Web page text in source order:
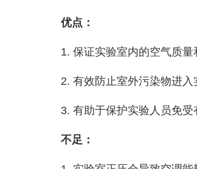
优点：
1. 保证实验室内的空气质量
2. 有效防止室外污染物进入
3. 有助于保护实验人员免受
不足：